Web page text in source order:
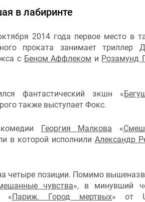
в лабиринте
2014 года первое место в
проката занимает триллер
с Беном Аффлеком и Розамунд
фантастический экшн «
также выступает Фокс.
Георгия Малкова «
в которой исполнили Александр
четыре позиции. Помимо
чувства», в минувший
«Париж. Город мертвых» от